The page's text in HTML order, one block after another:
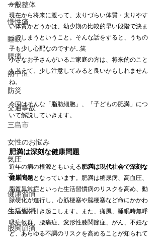
一般整体
慢性痛
睡眠
腰痛
熱中症
防災
交通事故
三島市
女性のお悩み
気圧
子ども
健康習慣
生活習慣
股関節痛
から。
現在から将来に渡って、太りづらい体質・太りやす
い体質かどうかは、幼少期の比較的早い段階で決ま
ってしまうということ。そんな話をすると、うちの
子も少し心配なのですが...笑
小さなお子さんがいるご家庭の方は、将来的のこと
も考えて、少し注意してみると良いかもしれません
ね。
今回はそんな「脂肪細胞」、「子どもの肥満」につ
いて解説していきます。
肥満は深刻な健康問題
近年の病の根源ともいえる肥満は現代社会で深刻な
健康問題となっています。肥満は糖尿病、高血圧、
脂質異常症といった生活習慣病のリスクを高め、動
脈硬化が進行し、心筋梗塞や脳梗塞など命にかかわ
る病気を引き起こします。また、痛風、睡眠時無呼
吸症候群、腰痛症、変形性膝関節症、がん、不妊な
ど、あらゆる不調のリスクを高めることが知られて